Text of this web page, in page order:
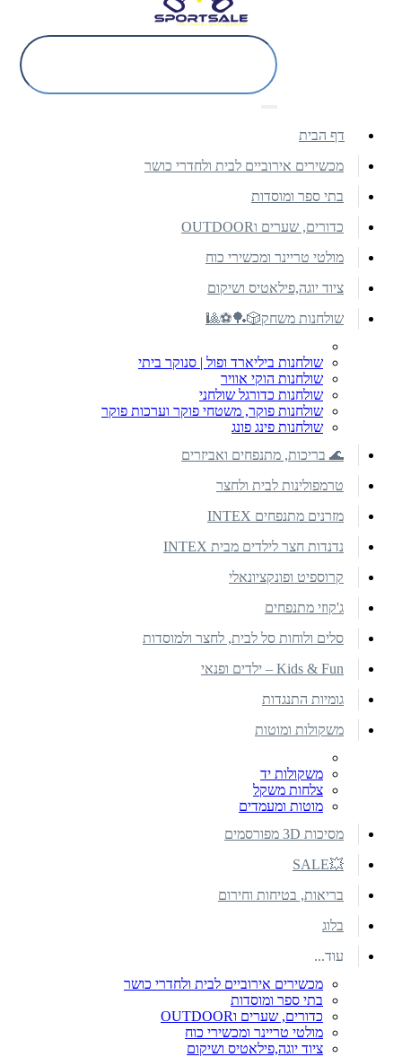
דף הבית
מכשירים אירוביים לבית ולחדרי כושר
בתי ספר ומוסדות
כדורים, שערים וOUTDOOR
מולטי טריינר ומכשירי כוח
ציוד יוגה,פילאטיס ושיקום
שולחנות משחק🎲🏓⚽🎱
שולחנות ביליארד ופול | סנוקר ביתי
שולחנות הוקי אוויר
שולחנות כדורגל שולחני
שולחנות פוקר, משטחי פוקר וערכות פוקר
שולחנות פינג פונג
🌊 בריכות, מתנפחים ואביזרים
טרמפולינות לבית ולחצר
מזרנים מתנפחים INTEX
נדנדות חצר לילדים מבית INTEX
קרוספיט ופונקציונאלי
ג'קוזי מתנפחים
סלים ולוחות סל לבית, לחצר ולמוסדות
Kids & Fun – ילדים ופנאי
גומיות התנגדות
משקולות ומוטות
משקולות יד
צלחות משקל
מוטות ומעמדים
מסיכות 3D מפורסמים
💥SALE
בריאות, בטיחות וחירום
בלוג
עוד...
מכשירים אירוביים לבית ולחדרי כושר
בתי ספר ומוסדות
כדורים, שערים וOUTDOOR
מולטי טריינר ומכשירי כוח
ציוד יוגה,פילאטיס ושיקום